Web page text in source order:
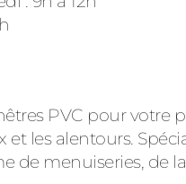
PVC pour votre
les alentours.
de menuiseries, de